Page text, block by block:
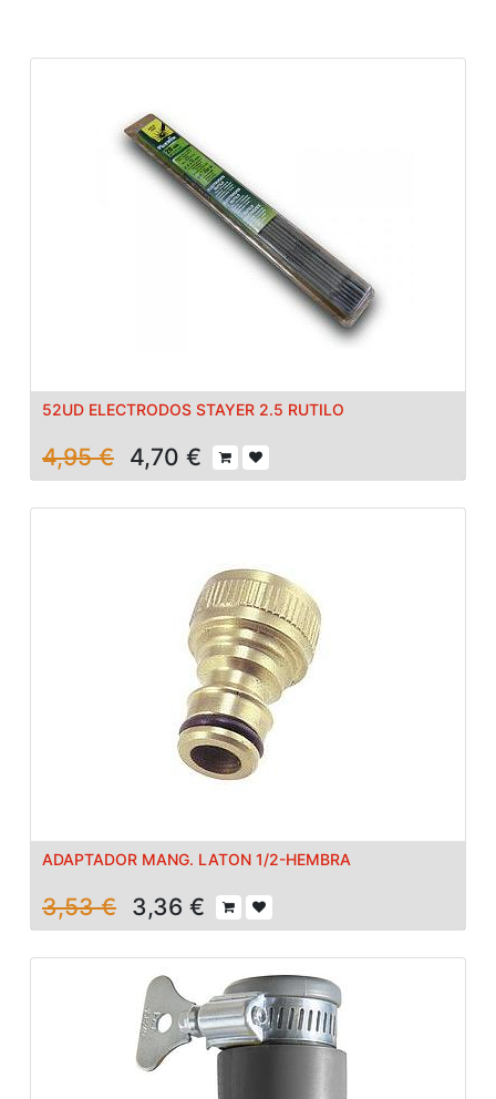
52UD ELECTRODOS STAYER 2.5 RUTILO
4,95€ 4,70 €
ADAPTADOR MANG. LATON 1/2-HEMBRA
3,53€ 3,36 €